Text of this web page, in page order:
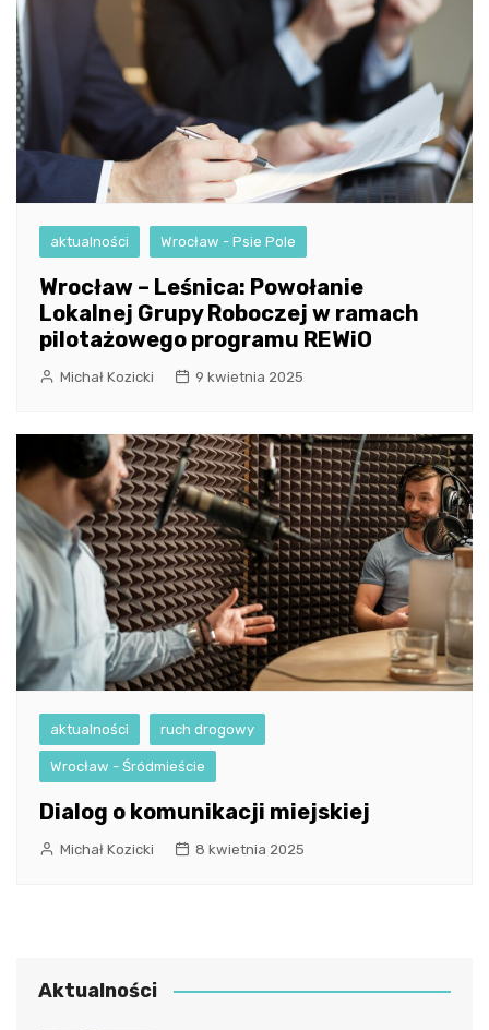
aktualności Wrocław - Psie Pole
Wrocław – Leśnica: Powołanie
Lokalnej Grupy Roboczej w ramach
pilotażowego programu REWiO
Michał Kozicki 9 kwietnia 2025
aktualności ruch drogowy
Wrocław - Śródmieście
Dialog o komunikacji miejskiej
Michał Kozicki 8 kwietnia 2025
Aktualności